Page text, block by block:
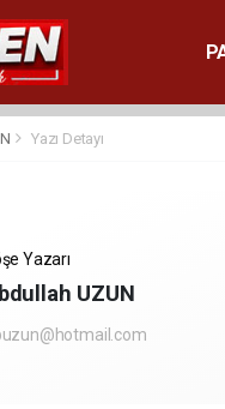
Yazı Detayı
Yazarı
UZUN